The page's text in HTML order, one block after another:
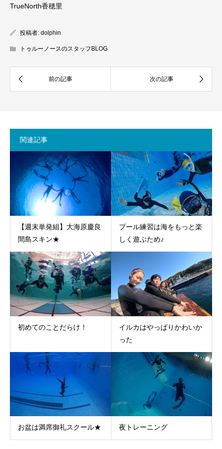
TrueNorth香穂里
投稿者: dolphin
トゥルーノースのスタッフBLOG
関連記事
【週末単発組】大海原慶良
間島スキン★
プール練習は海をもっと楽
しく遊ぶため♪
初めてのことだらけ！
イルカはやっぱりかわいか
った
お盆は満席御礼スクール★ 夜トレーニング